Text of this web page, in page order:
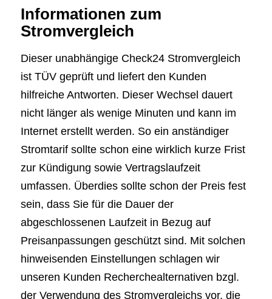
Informationen zum
Stromvergleich
Dieser unabhängige Check24 Stromvergleich
ist TÜV geprüft und liefert den Kunden
hilfreiche Antworten. Dieser Wechsel dauert
nicht länger als wenige Minuten und kann im
Internet erstellt werden. So ein anständiger
Stromtarif sollte schon eine wirklich kurze Frist
zur Kündigung sowie Vertragslaufzeit
umfassen. Überdies sollte schon der Preis fest
sein, dass Sie für die Dauer der
abgeschlossenen Laufzeit in Bezug auf
Preisanpassungen geschützt sind. Mit solchen
hinweisenden Einstellungen schlagen wir
unseren Kunden Recherchealternativen bzgl.
der Verwendung des Stromvergleichs vor, die